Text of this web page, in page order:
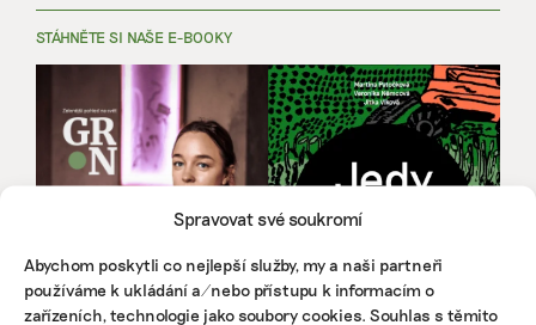
Spravovat své soukromí
Abychom poskytli co nejlepší služby, my a naši partneři
používáme k ukládání a/nebo přístupu k informacím o
zařízeních, technologie jako soubory cookies. Souhlas s těmito
STÁHNĚTE SI NAŠE E-BOOKY